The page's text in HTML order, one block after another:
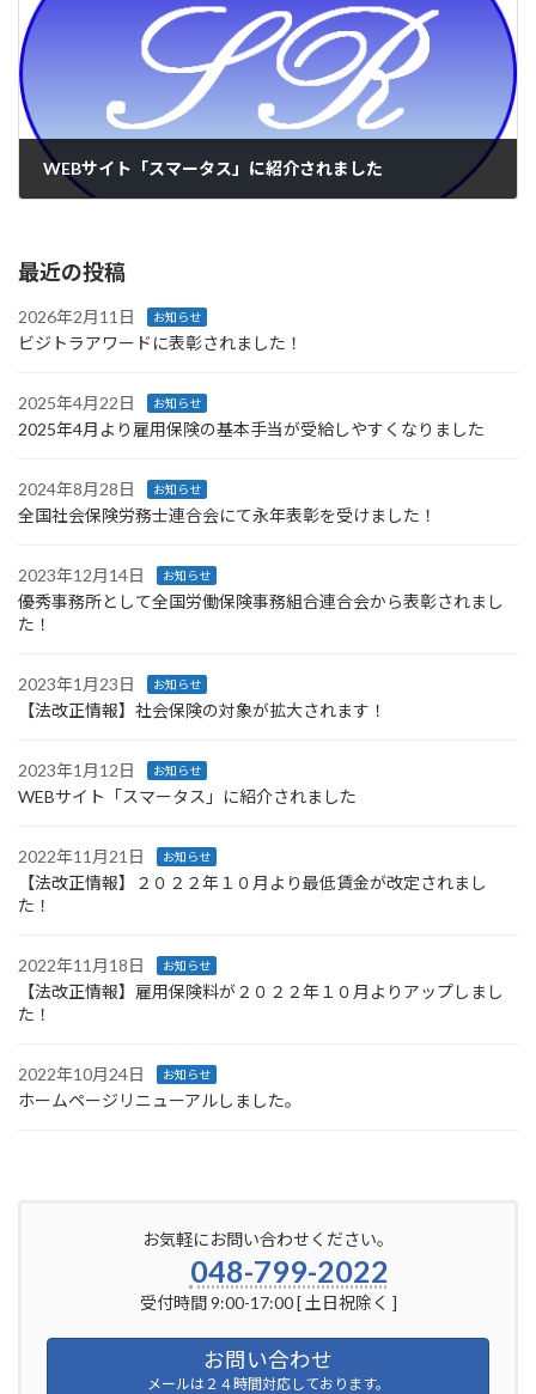
WEBサイト「スマータス」に紹介されました
最近の投稿
2026年2月11日 お知らせ
ビジトラアワードに表彰されました！
2025年4月22日 お知らせ
2025年4月より雇用保険の基本手当が受給しやすくなりました
2024年8月28日 お知らせ
全国社会保険労務士連合会にて永年表彰を受けました！
2023年12月14日 お知らせ
優秀事務所として全国労働保険事務組合連合会から表彰されまし
た！
2023年1月23日 お知らせ
【法改正情報】社会保険の対象が拡大されます！
2023年1月12日 お知らせ
WEBサイト「スマータス」に紹介されました
2022年11月21日 お知らせ
【法改正情報】２０２２年１０月より最低賃金が改定されまし
た！
2022年11月18日 お知らせ
【法改正情報】雇用保険料が２０２２年１０月よりアップしまし
た！
2022年10月24日 お知らせ
ホームページリニューアルしました。
お気軽にお問い合わせください。
048-799-2022
受付時間 9:00-17:00 [ 土日祝除く ]
お問い合わせ
メールは２４時間対応しております。